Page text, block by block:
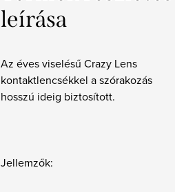
leírása
Az éves viselésű Crazy Lens
kontaktlencsékkel a szórakozás
hosszú ideig biztosított.
Jellemzők: